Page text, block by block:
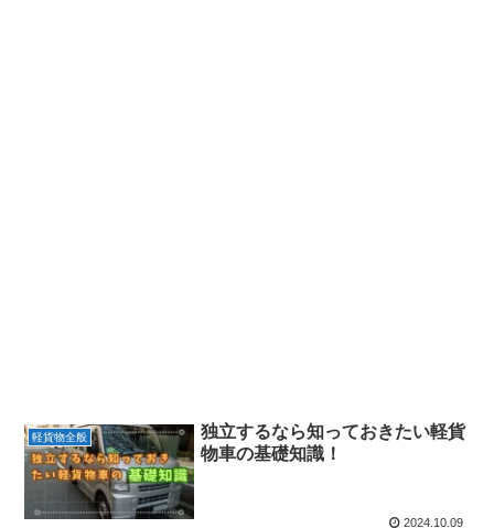
軽貨物全般
独立するなら知っておきたい軽貨
物車の基礎知識！
2024.10.09